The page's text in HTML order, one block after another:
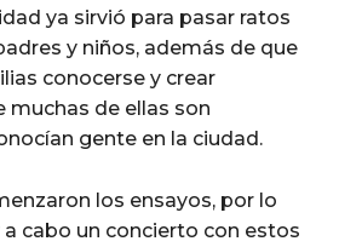
ya sirvió para pasar ratos
y niños, además de que
conocerse y crear
muchas de ellas son
gente en la ciudad.
los ensayos, por lo
cabo un concierto con estos